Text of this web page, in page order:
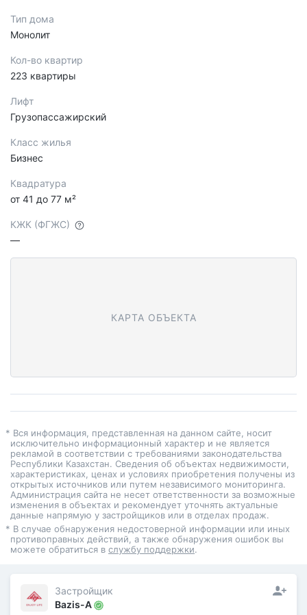
Тип дома
Монолит
Кол-во квартир
223 квартиры
Лифт
Грузопассажирский
Класс жилья
Бизнес
Квадратура
от 41 до 77 м²
КЖК (ФГЖС)
—
КАРТА ОБЪЕКТА
* Вся информация, представленная на данном сайте, носит
исключительно информационный характер и не является
рекламой в соответствии с требованиями законодательства
Республики Казахстан. Сведения об объектах недвижимости,
характеристиках, ценах и условиях приобретения получены из
открытых источников или путем независимого мониторинга.
Администрация сайта не несет ответственности за возможные
изменения в объектах и рекомендует уточнять актуальные
данные напрямую у застройщиков или в отделах продаж.
* В случае обнаружения недостоверной информации или иных
противоправных действий, а также обнаружения ошибок вы
можете обратиться в службу поддержки.
Застройщик
Bazis-A